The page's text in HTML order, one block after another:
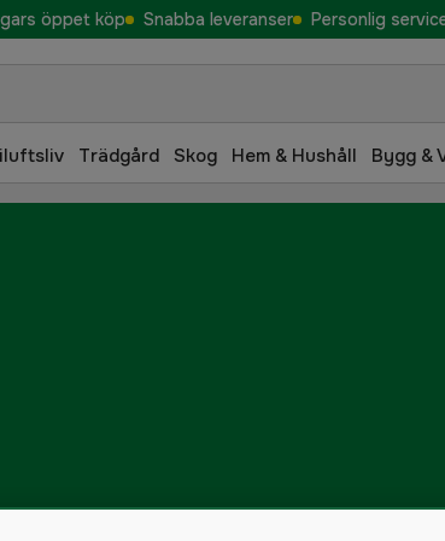
öppet köp Snabba leveranser Personlig
Trädgård Skog Hem & Hushåll Bygg &